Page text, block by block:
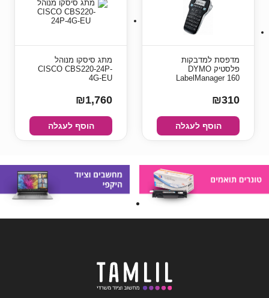
מדפסת למדבקות
פלסטיק DYMO
LabelManager 160
₪310
הוסף לעגלה
מתג סיסקו מנוהל
CISCO CBS220-24P-
4G-EU
₪1,760
הוסף לעגלה